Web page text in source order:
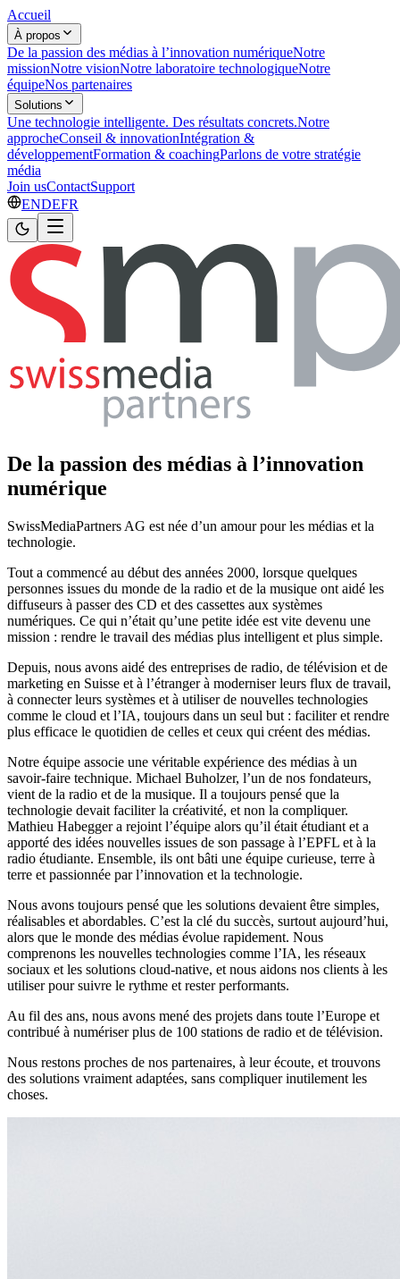
Accueil
À propos
De la passion des médias à l’innovation numériqueNotre
missionNotre visionNotre laboratoire technologiqueNotre
équipeNos partenaires
Solutions
Une technologie intelligente. Des résultats concrets.Notre
approcheConseil & innovationIntégration &
développementFormation & coachingParlons de votre stratégie
média
Join usContactSupport
ENDEFR
De la passion des médias à l’innovation
numérique
SwissMediaPartners AG est née d’un amour pour les médias et la
technologie.
Tout a commencé au début des années 2000, lorsque quelques
personnes issues du monde de la radio et de la musique ont aidé les
diffuseurs à passer des CD et des cassettes aux systèmes
numériques. Ce qui n’était qu’une petite idée est vite devenu une
mission : rendre le travail des médias plus intelligent et plus simple.
Depuis, nous avons aidé des entreprises de radio, de télévision et de
marketing en Suisse et à l’étranger à moderniser leurs flux de travail,
à connecter leurs systèmes et à utiliser de nouvelles technologies
comme le cloud et l’IA, toujours dans un seul but : faciliter et rendre
plus efficace le quotidien de celles et ceux qui créent des médias.
Notre équipe associe une véritable expérience des médias à un
savoir-faire technique. Michael Buholzer, l’un de nos fondateurs,
vient de la radio et de la musique. Il a toujours pensé que la
technologie devait faciliter la créativité, et non la compliquer.
Mathieu Habegger a rejoint l’équipe alors qu’il était étudiant et a
apporté des idées nouvelles issues de son passage à l’EPFL et à la
radio étudiante. Ensemble, ils ont bâti une équipe curieuse, terre à
terre et passionnée par l’innovation et la technologie.
Nous avons toujours pensé que les solutions devaient être simples,
réalisables et abordables. C’est la clé du succès, surtout aujourd’hui,
alors que le monde des médias évolue rapidement. Nous
comprenons les nouvelles technologies comme l’IA, les réseaux
sociaux et les solutions cloud-native, et nous aidons nos clients à les
utiliser pour suivre le rythme et rester performants.
Au fil des ans, nous avons mené des projets dans toute l’Europe et
contribué à numériser plus de 100 stations de radio et de télévision.
Nous restons proches de nos partenaires, à leur écoute, et trouvons
des solutions vraiment adaptées, sans compliquer inutilement les
choses.